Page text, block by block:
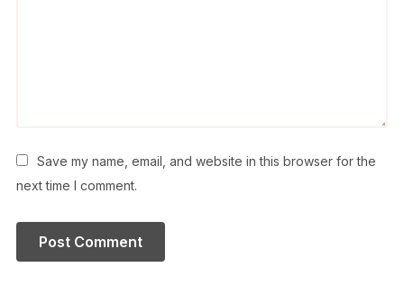
Save my name, email, and website in this browser for the
next time I comment.